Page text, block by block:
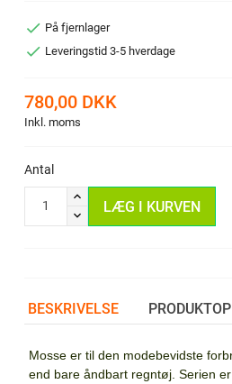
 På fjernlager
 Leveringstid 3-5 hverdage
780,00 DKK
Inkl. moms
Antal
LÆG I KURVEN
BESKRIVELSE
Mosse er til den modebevidste
end bare åndbart regntøj. Serien